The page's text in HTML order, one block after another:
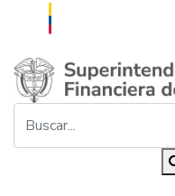
Saltar al contenido principal